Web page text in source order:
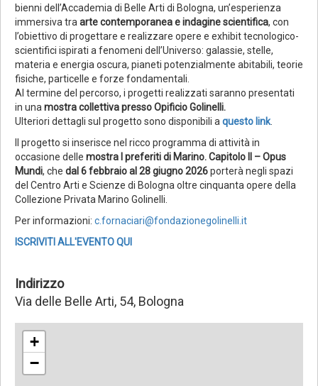
bienni dell’Accademia di Belle Arti di Bologna, un’esperienza
immersiva tra arte contemporanea e indagine scientifica, con
l’obiettivo di progettare e realizzare opere e exhibit tecnologico-
scientifici ispirati a fenomeni dell’Universo: galassie, stelle,
materia e energia oscura, pianeti potenzialmente abitabili, teorie
fisiche, particelle e forze fondamentali.
Al termine del percorso, i progetti realizzati saranno presentati
in una mostra collettiva presso Opificio Golinelli.
Ulteriori dettagli sul progetto sono disponibili a questo link.
Il progetto si inserisce nel ricco programma di attività in
occasione delle mostra I preferiti di Marino. Capitolo II – Opus
Mundi, che dal 6 febbraio al 28 giugno 2026porterà negli spazi
del Centro Arti e Scienze di Bologna oltre cinquanta opere della
Collezione Privata Marino Golinelli.
Per informazioni: c.fornaciari@fondazionegolinelli.it
ISCRIVITI ALL'EVENTO QUI
Indirizzo
Via delle Belle Arti, 54, Bologna
+
−